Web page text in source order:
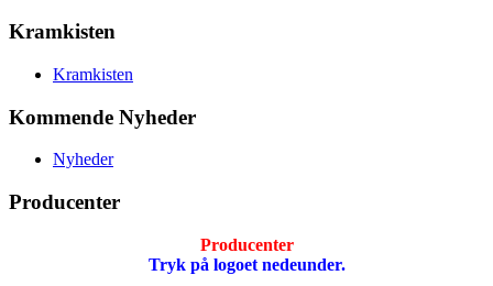
Kramkisten
Kramkisten
Kommende Nyheder
Nyheder
Producenter
Producenter
Tryk på logoet nedeunder.